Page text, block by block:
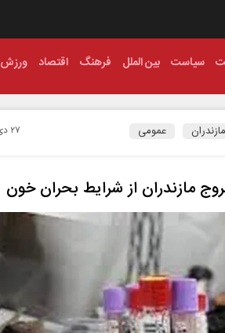
سیاست بین الملل فرهنگ اقتصاد ورزش
مازندران عمومی ۲۷ دی ۱۴۰۳ - ۱۴:۴۶
مازندران از شرایط بحران خون